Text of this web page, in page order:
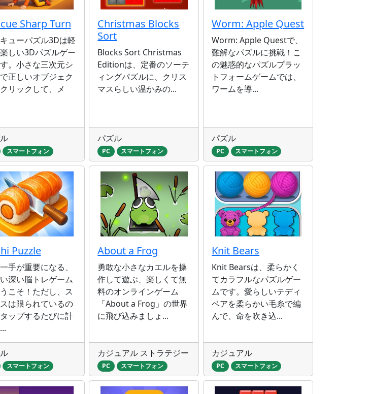
Sharp Turn
ューパズル3Dは軽
しい3Dパズルゲー
。小さな三次元シ
正しいオブジェク
クリックして、メ
スマートフォン
Christmas Blocks
Sort
Blocks Sort Christmas
Editionは、定番のソーテ
ィングパズルに、クリス
マスらしい温かみの...
パズル
PC スマートフォン
Worm: Apple Quest
Worm: Apple Questで、
難解なパズルに挑戦！こ
の魅惑的なパズルプラッ
トフォームゲームでは、
ワームを導...
パズル
PC スマートフォン
Puzzle
手が重要になる、
深い脳トレゲーム
こそ！ただし、ス
は限られているの
ップするたびに計
スマートフォン
About a Frog
勇敢な小さなカエルを操
作して遊ぶ、楽しくて無
料のオンラインゲーム
「About a Frog」の世界
に飛び込みましょ...
カジュアル ストラテジー
PC スマートフォン
Knit Bears
Knit Bearsは、柔らかく
てカラフルなパズルゲー
ムです。愛らしいテディ
ベアを柔らかい毛糸で編
んで、命を吹き込...
カジュアル
PC スマートフォン